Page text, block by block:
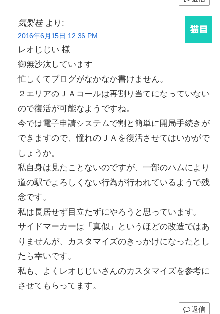
気梨桂 より:
2016年6月15日 12:36 PM
レオじじい 様
御無沙汰しています
忙しくてブログがなかなか書けません。
２エリアのＪＡコールは再割り当てになっていない
ので復活が可能なようですね。
今では電子申請システムで割と簡単に開局手続きが
できますので、憧れのＪＡを復活させてはいかがで
しょうか。
私自身は見たことないのですが、一部のハムにより
道の駅でよろしくない行為が行われているようで残
念です。
私は長居せず目立たずにやろうと思っています。
サイドマーカーは「真似」というほどの改造ではあ
りませんが、カスタマイズのきっかけになったとし
たら幸いです。
私も、よくレオじじいさんのカスタマイズを参考に
させてもらってます。
返信